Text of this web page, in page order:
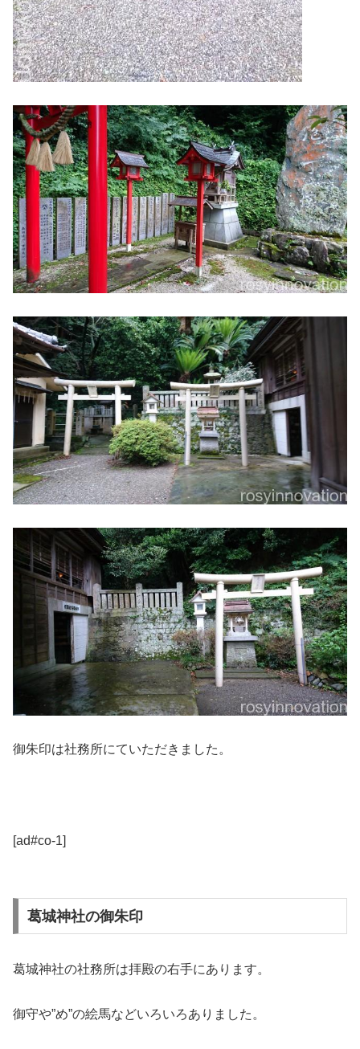
御朱印は社務所にていただきました。
[ad#co-1]
葛城神社の御朱印
葛城神社の社務所は拝殿の右手にあります。
御守や”め”の絵馬などいろいろありました。